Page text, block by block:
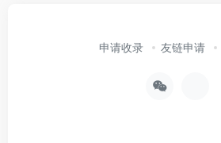
申请收录 友链申请